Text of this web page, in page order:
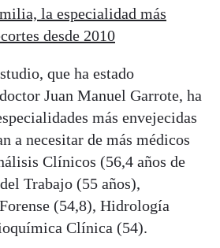
la especialidad más
desde 2010
que ha estado
Juan Manuel Garrote, ha
más envejecidas
a necesitar de más médicos
Clínicos (56,4 años de
Trabajo (55 años),
(54,8), Hidrología
Clínica (54).